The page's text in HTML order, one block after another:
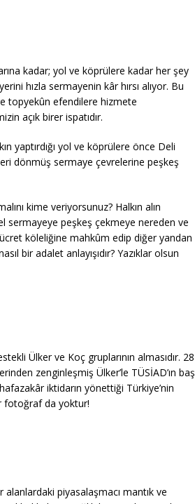
kadar; yol ve köprülere kadar her şey
hızla sermayenin kâr hırsı alıyor. Bu
topyekûn efendilere hizmete
açık birer ispatıdır.
yaptırdığı yol ve köprülere önce Deli
dönmüş sermaye çevrelerine peşkeş
kime veriyorsunuz? Halkın alın
sermayeye peşkeş çekmeye nereden ve
köleliğine mahkûm edip diğer yandan
bir adalet anlayışıdır? Yazıklar olsun
Ülker ve Koç gruplarının almasıdır. 28
zenginleşmiş Ülker’le TÜSİAD’ın baş
iktidarın yönettiği Türkiye’nin
fotoğraf da yoktur!
piyasalaşmacı mantık ve